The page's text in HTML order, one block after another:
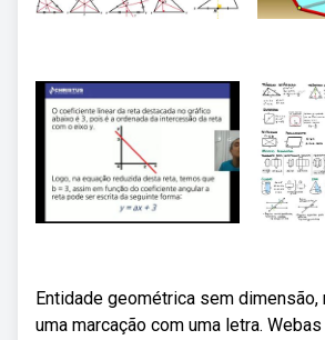
Entidade geométrica sem
uma marcação com uma letra.